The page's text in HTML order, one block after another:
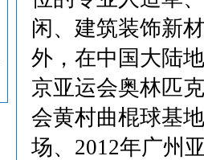
闲、建筑装饰新
外，在中国大陆
京亚运会奥林匹
会黄村曲棍球基
场、2012年广州